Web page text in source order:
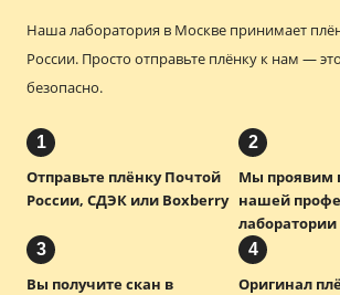
Фотокниги
Календари
Интерьерная печать
Фотоподарки
Багетная мастерская
Наша лаборатория в Москве принимает
России. Просто отправьте плёнку к нам —
безопасно.
1
Отправьте плёнку Почтой
России, СДЭК или Boxberry
2
Мы проявим
нашей
лаборатории
3
Вы получите скан в
4
Оригинал